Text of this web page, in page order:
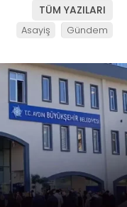
TÜM YAZILARI
Asayiş Gündem